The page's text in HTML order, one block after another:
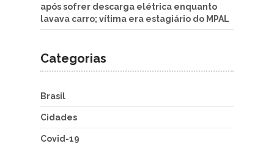
após sofrer descarga elétrica enquanto
lavava carro; vítima era estagiário do MPAL
Categorias
Brasil
Cidades
Covid-19